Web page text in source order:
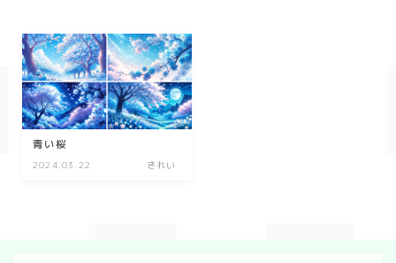
幾何学
ダーク/ホラー
行事
お正月
青い桜
2024.03.22 きれい